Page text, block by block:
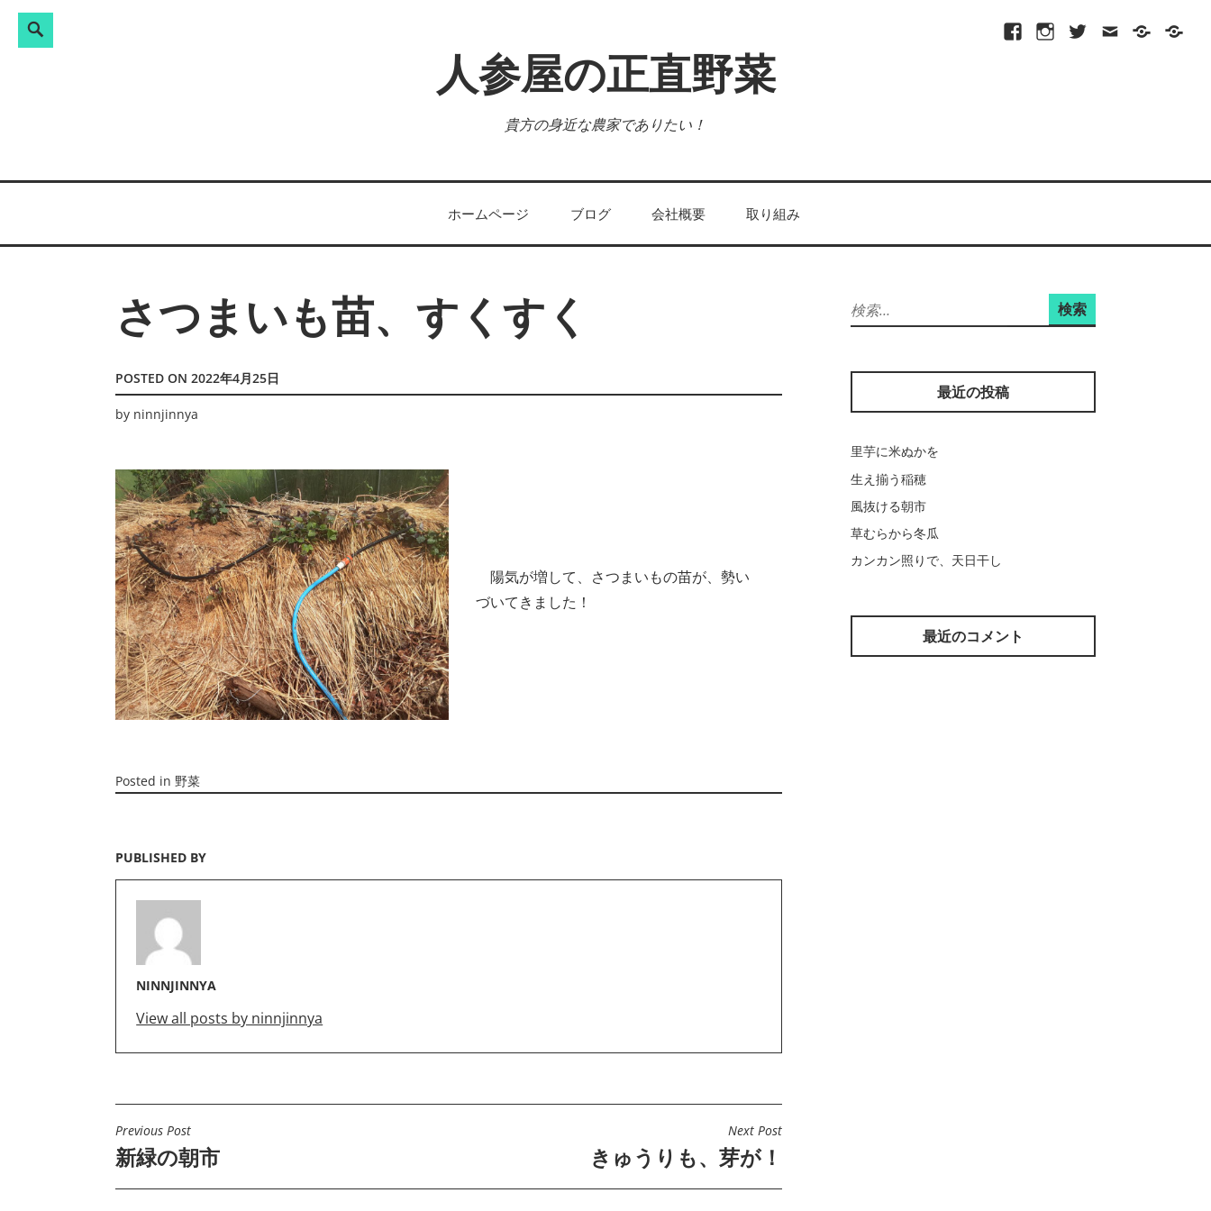
FacebookInstagramTwitter
メ
プ
ポ
シ
site-
Search
人参屋の正直野菜
貴方の身近な農家でありたい！
ホームページ ブログ 会社概要 取り組み
さつまいも苗、すくすく
POSTED ON 2022年4月25日
by ninnjinnya
陽気が増して、さつまいもの苗が、勢い
づいてきました！
Posted in 野菜
PUBLISHED BY
NINNJINNYA
View all posts by ninnjinnya
投
稿
Previous Post
新緑の朝市
Next Post
きゅうりも、芽が！
検
索:
最近の投稿
里芋に米ぬかを
生え揃う稲穂
風抜ける朝市
草むらから冬瓜
カンカン照りで、天日干し
最近のコメント